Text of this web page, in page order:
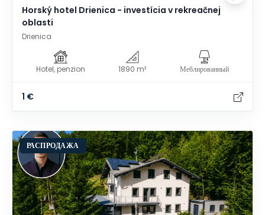
Horský hotel Drienica - investícia v rekreačnej
oblasti
Drienica
Hotel, penzion 1890 m² Меблированный
1 €
РАСПРОДАЖА